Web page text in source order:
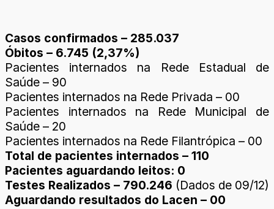
Casos confirmados – 285.037
Óbitos – 6.745 (2,37%)
Pacientes internados na Rede Estadual de
Saúde – 90
Pacientes internados na Rede Privada – 00
Pacientes internados na Rede Municipal de
Saúde – 20
Pacientes internados na Rede Filantrópica – 00
Total de pacientes internados – 110
Pacientes aguardando leitos: 0
Testes Realizados – 790.246 (Dados de 09/12)
Aguardando resultados do Lacen – 00